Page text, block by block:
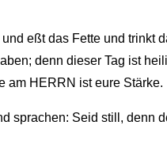
eßt das Fette und trinkt
denn dieser Tag ist
am HERRN ist eure Stärke.
sprachen: Seid still, denn